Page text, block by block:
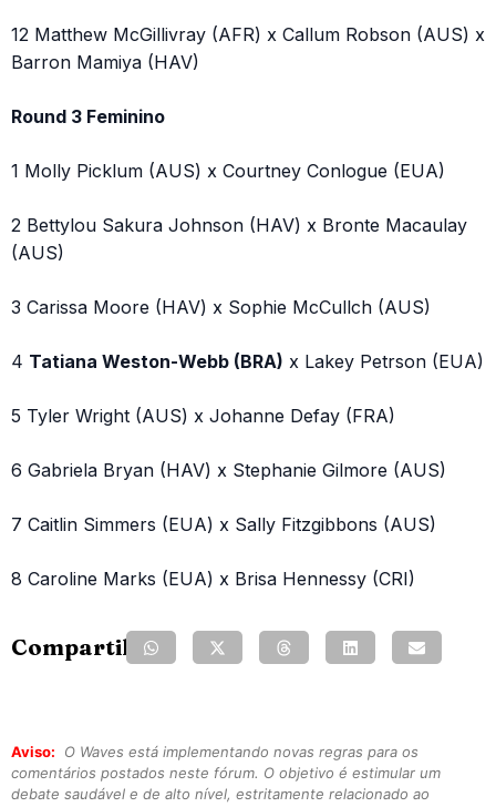
12 Matthew McGillivray (AFR) x Callum Robson (AUS) x
Barron Mamiya (HAV)
Round 3 Feminino
1 Molly Picklum (AUS) x Courtney Conlogue (EUA)
2 Bettylou Sakura Johnson (HAV) x Bronte Macaulay
(AUS)
3 Carissa Moore (HAV) x Sophie McCullch (AUS)
4 Tatiana Weston-Webb (BRA) x Lakey Petrson (EUA)
5 Tyler Wright (AUS) x Johanne Defay (FRA)
6 Gabriela Bryan (HAV) x Stephanie Gilmore (AUS)
7 Caitlin Simmers (EUA) x Sally Fitzgibbons (AUS)
8 Caroline Marks (EUA) x Brisa Hennessy (CRI)
Compartilhe:
Aviso:
O Waves está implementando novas regras para os
comentários postados neste fórum. O objetivo é estimular um
debate saudável e de alto nível, estritamente relacionado ao